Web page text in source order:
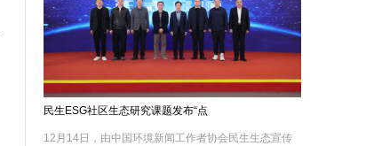
民生ESG社区生态研究课题发布“点
12月14日，由中国环境新闻工作者协会民生生态宣传